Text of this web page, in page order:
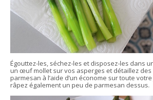
Égouttez-les, séchez-les et disposez-les dans
un œuf mollet sur vos asperges et détaillez des
parmesan à l’aide d’un économe sur toute
râpez également un peu de parmesan dessus.